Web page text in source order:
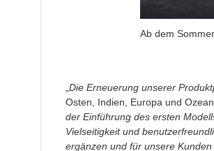
Ab dem
Die Erneuerung unserer
Osten, Indien, Europa und
der Einführung des ersten
Vielseitigkeit und
ergänzen und für unsere